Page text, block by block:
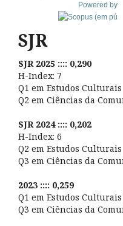
Powered by
SJR
SJR 2025 :::: 0,290
H-Index: 7
Q1 em Estudos Culturais
Q2 em Ciências da
SJR 2024 :::: 0,202
H-Index: 6
Q2 em Estudos Culturais
Q3 em Ciências da
2023 :::: 0,259
Q1 em Estudos
Q3 em Ciências da